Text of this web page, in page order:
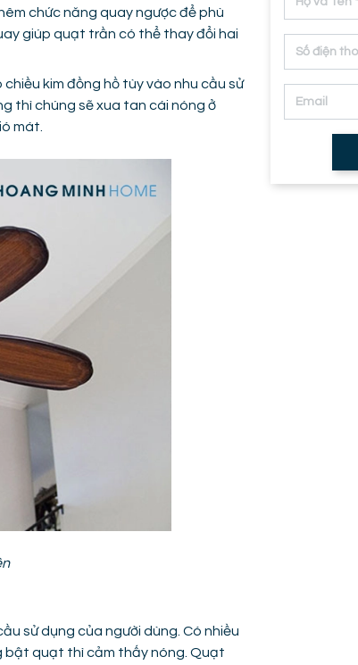
chức năng quay ngược để phù
giúp quạt trần có thể thay đổi hai
kim đồng hồ tùy vào nhu cầu sử
thì chúng sẽ xua tan cái nóng ở
mát.
sử dụng của người dùng. Có nhiều
bật quạt thì cảm thấy nóng. Quạt